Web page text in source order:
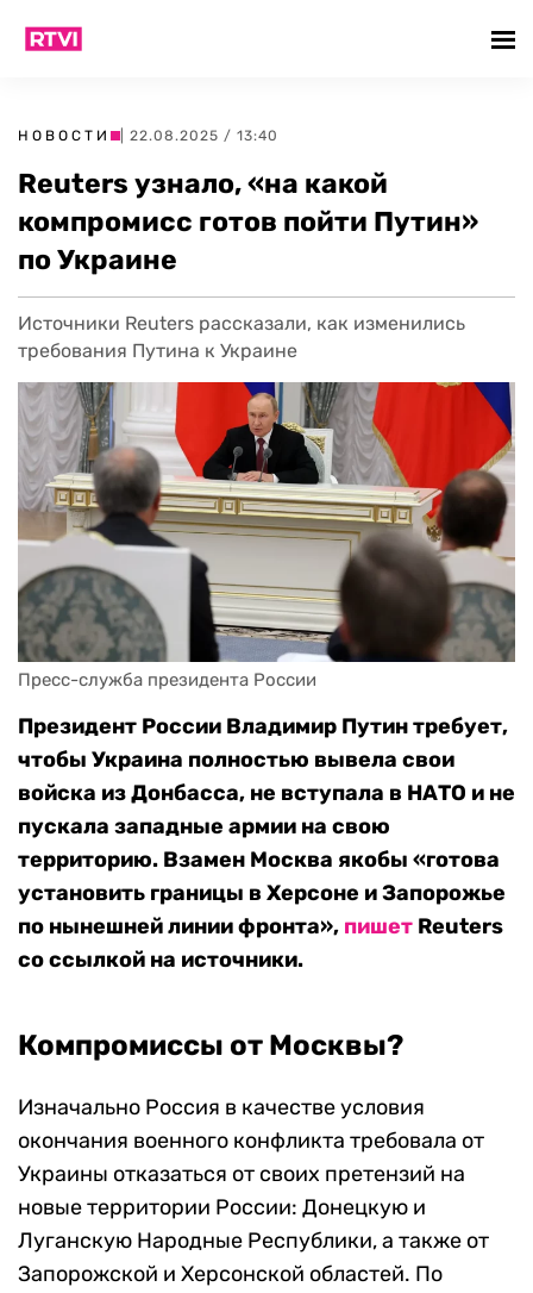
НОВОСТИ | 22.08.2025 / 13:40
Reuters узнало, «на какой
компромисс готов пойти Путин»
по Украине
Источники Reuters рассказали, как изменились
требования Путина к Украине
Пресс-служба президента России
Президент России Владимир Путин требует,
чтобы Украина полностью вывела свои
войска из Донбасса, не вступала в НАТО и не
пускала западные армии на свою
территорию. Взамен Москва якобы «готова
установить границы в Херсоне и Запорожье
по нынешней линии фронта», пишет Reuters
со ссылкой на источники.
Компромиссы от Москвы?
Изначально Россия в качестве условия
окончания военного конфликта требовала от
Украины отказаться от своих претензий на
новые территории России: Донецкую и
Луганскую Народные Республики, а также от
Запорожской и Херсонской областей. По